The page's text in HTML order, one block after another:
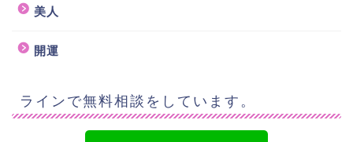
美人
開運
ラインで無料相談をしています。